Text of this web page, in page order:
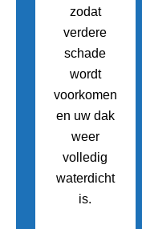
zodat
verdere
schade
wordt
voorkomen
en uw dak
weer
volledig
waterdicht
is.